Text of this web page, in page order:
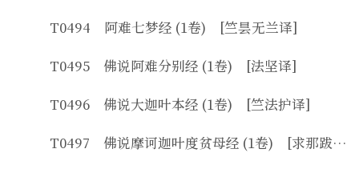
T0494 阿难七梦经 (1卷) [竺昙无兰译]
T0495 佛说阿难分别经 (1卷) [法坚译]
T0496 佛说大迦叶本经 (1卷) [竺法护译]
T0497 佛说摩诃迦叶度贫母经 (1卷) [求那跋陀罗译]